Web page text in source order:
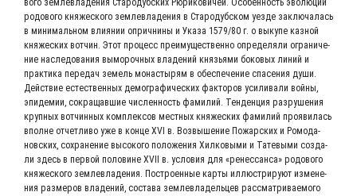
во­го зем­ле­вла­де­ния Ста­ро­дуб­ских Рюри­ко­ви­чей. Осо­бен­ность эво­лю­ции
родо­во­го кня­же­ско­го зем­ле­вла­де­ния в Ста­ро­дуб­ском уез­де заклю­ча­лась
в мини­маль­ном вли­я­нии оприч­ни­ны и Ука­за 1579/80 г. о выку­пе каз­ной
кня­же­ских вот­чин. Этот про­цесс пре­иму­ще­ствен­но опре­де­ля­ли огра­ни­че­
ние насле­до­ва­ния вымо­роч­ных вла­де­ний кня­зья­ми боко­вых линий и
прак­ти­ка пере­дач земель мона­сты­рям в обес­пе­че­ние спа­се­ния души.
Дей­ствие есте­ствен­ных демо­гра­фи­че­ских фак­то­ров уси­ли­ва­ли вой­ны,
эпи­де­мии, сокра­щав­шие чис­лен­ность фами­лий. Тен­ден­ция раз­ру­ше­ния
круп­ных вот­чин­ных ком­плек­сов мест­ных кня­же­ских фами­лий про­яви­лась
вполне отчет­ли­во уже в кон­це XVI в. Воз­вы­ше­ние Пожар­ских и Ромо­да­
нов­ских, сохра­не­ние высо­ко­го поло­же­ния Хил­ко­вы­ми и Тате­вы­ми созда­
ли здесь в пер­вой поло­вине XVII в. усло­вия для «ренес­сан­са» родо­во­го
кня­же­ско­го зем­ле­вла­де­ния. Постро­ен­ные кар­ты иллю­стри­ру­ют изме­не­
ния раз­ме­ров вла­де­ний, соста­ва зем­ле­вла­дель­цев рас­смат­ри­ва­е­мо­го